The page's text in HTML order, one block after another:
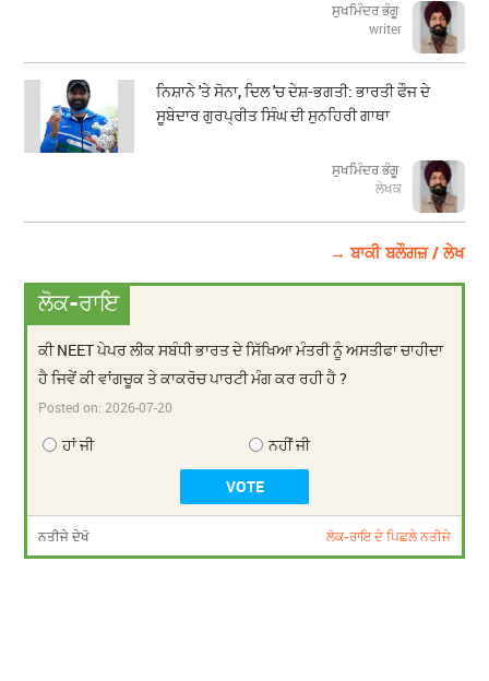
ਸੁਖਮਿੰਦਰ ਭੰਗੂ
writer
ਨਿਸ਼ਾਨੇ 'ਤੇ ਸੋਨਾ, ਦਿਲ 'ਚ ਦੇਸ਼-ਭਗਤੀ: ਭਾਰਤੀ ਫੌਜ ਦੇ
ਸੂਬੇਦਾਰ ਗੁਰਪ੍ਰੀਤ ਸਿੰਘ ਦੀ ਸੁਨਹਿਰੀ ਗਾਥਾ
ਸੁਖਮਿੰਦਰ ਭੰਗੂ
ਲੇਖਕ
→ ਬਾਕੀ ਬਲੌਗਜ਼ / ਲੇਖ
ਲੋਕ-ਰਾਇ
ਕੀ NEET ਪੇਪਰ ਲੀਕ ਸਬੰਧੀ ਭਾਰਤ ਦੇ ਸਿੱਖਿਆ ਮੰਤਰੀ ਨੂੰ ਅਸਤੀਫਾ ਚਾਹੀਦਾ
ਹੈ ਜਿਵੇਂ ਕੀ ਵਾਂਗਚੂਕ ਤੇ ਕਾਕਰੋਚ ਪਾਰਟੀ ਮੰਗ ਕਰ ਰਹੀ ਹੈ ?
Posted on:2026-07-20
ਹਾਂ ਜੀ ਨਹੀਂ ਜੀ
ਨਤੀਜੇ ਦੇਖੋ ਲੋਕ-ਰਾਇ ਦੇ ਪਿਛਲੇ ਨਤੀਜੇ